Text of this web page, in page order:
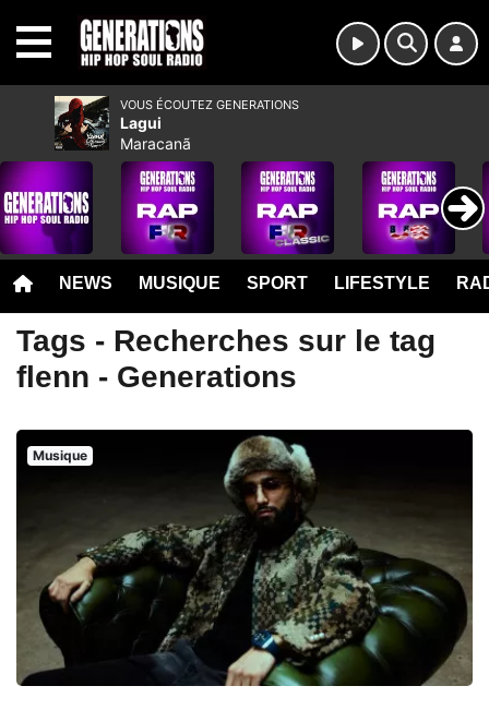
NEWS MUSIQUE SPORT LIFESTYLE
Tags - Recherches sur le tag
flenn - Generations
Musique
VOUS ÉCOUTEZ GENERATIONS
Lagui
Maracanã